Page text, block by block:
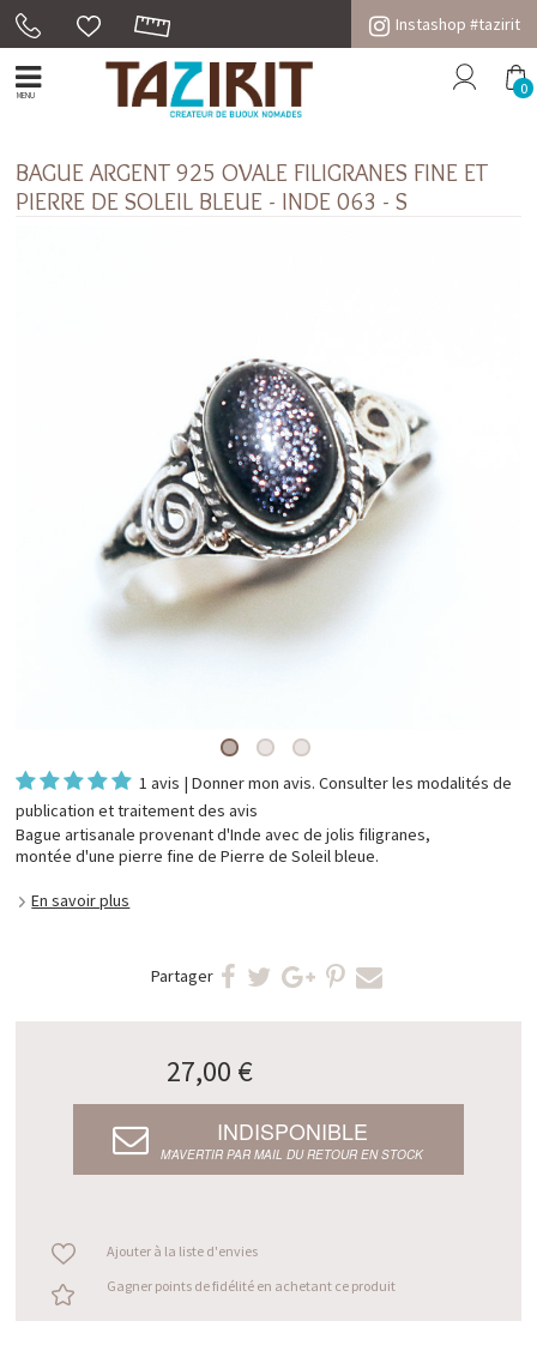
Instashop #tazirit
MENU 0
BAGUE ARGENT 925 OVALE FILIGRANES FINE ET
PIERRE DE SOLEIL BLEUE - INDE 063 - S
1 avis |Donner mon avis. Consulter lesmodalités de
publication et traitement des avis
Bague artisanale provenant d'Inde avec de jolis filigranes,
montée d'une pierre fine de Pierre de Soleil bleue.
En savoir plus
Partager
27,00 €
INDISPONIBLE
M’AVERTIR PAR MAIL DU RETOUR EN STOCK
Ajouter à la liste d'envies
Gagner points de fidélité en achetant ce produit